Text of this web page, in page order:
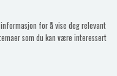
for å vise deg relevant
som du kan være interessert